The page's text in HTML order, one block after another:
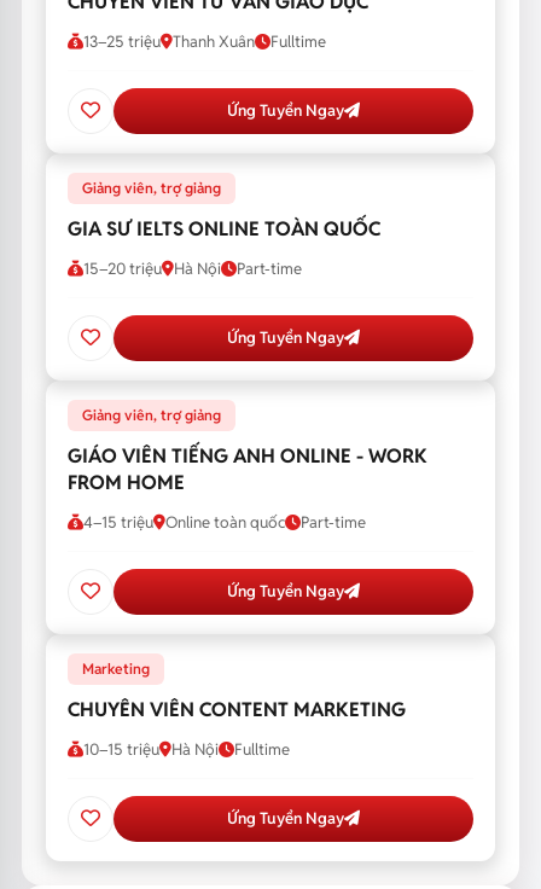
13–25 triệu Thanh Xuân Fulltime
Ứng Tuyển Ngay
Giảng viên, trợ giảng
GIA SƯ IELTS ONLINE TOÀN QUỐC
15–20 triệu Hà Nội Part-time
Ứng Tuyển Ngay
Giảng viên, trợ giảng
GIÁO VIÊN TIẾNG ANH ONLINE - WORK
FROM HOME
4–15 triệu Online toàn quốc Part-time
Ứng Tuyển Ngay
Marketing
CHUYÊN VIÊN CONTENT MARKETING
10–15 triệu Hà Nội Fulltime
Ứng Tuyển Ngay